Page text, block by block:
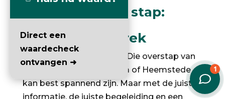
Jouw volgende stap:
oriëntatiegesprek
Dus, ben je er klaar voor? Die overstap van
Amsterdam naar Haarlem of Heemstede
kan best spannend zijn. Maar met de juiste
informatie, de juiste begeleiding en een
Direct een
waardecheck
ontvangen ➜